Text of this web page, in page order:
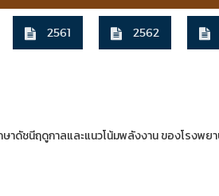
2561 2562
ชนีฤดูกาลและแนวโน้มพลังงาน ของโรงพยา